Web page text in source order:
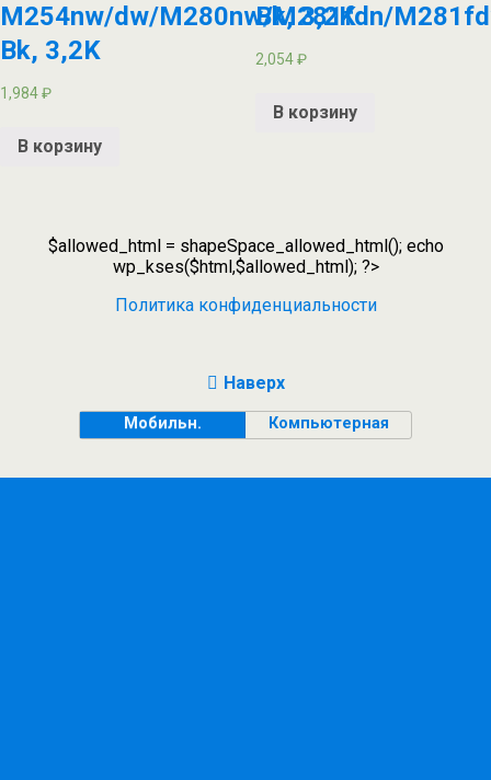
M254nw/dw/M280nw/M281fdn/
Bk, 3,2K
1,984₽
В корзину
Bk, 3,2K
2,054₽
В корзину
$allowed_html = shapeSpace_allowed_html(); echo
wp_kses($html,$allowed_html); ?>
Политика конфиденциальности
Наверх
Мобильн. Компьютерная